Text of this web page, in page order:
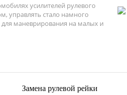
усилителей рулевого
управлять стало намного
маневрирования на малых и
Замена рулевой рейки